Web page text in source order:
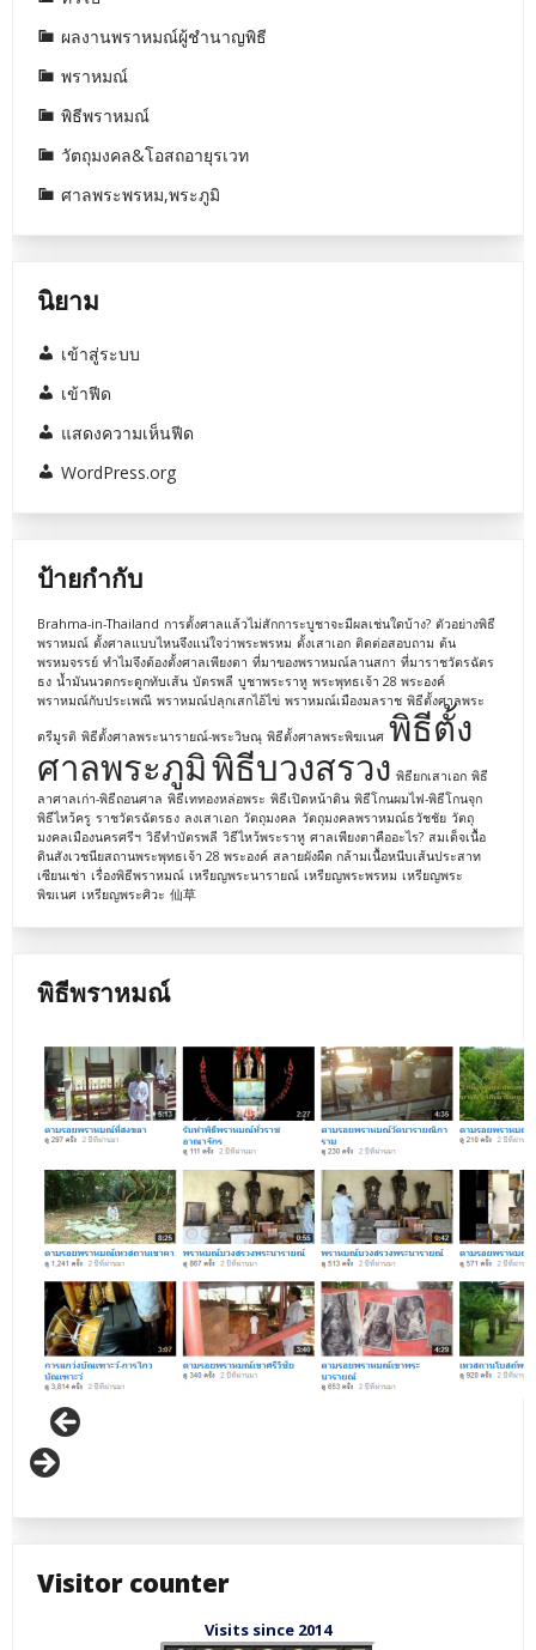
ผลงานพราหมณ์ผู้ชำนาญพิธี
พราหมณ์
พิธีพราหมณ์
วัตถุมงคล&โอสถอายุรเวท
ศาลพระพรหม,พระภูมิ
นิยาม
เข้าสู่ระบบ
เข้าฟีด
แสดงความเห็นฟีด
WordPress.org
ป้ายกำกับ
Brahma-in-Thailand การตั้งศาลแล้วไม่สักการะบูชาจะมีผลเช่นใดบ้าง? ตัวอย่างพิธี
พราหมณ์ ตั้งศาลแบบไหนจึงแน่ใจว่าพระพรหม ตั้งเสาเอก ติดต่อสอบถาม ต้น
พรหมจรรย์ ทำไมจึงต้องตั้งศาลเพียงตา ที่มาของพราหมณ์ลานสกา ที่มาราชวัตรฉัตร
ธง น้ำมันนวดกระดูกทับเส้น บัตรพลี บูชาพระราหู พระพุทธเจ้า 28 พระองค์
พราหมณ์กับประเพณี พราหมณ์ปลุกเสกไอ้ไข่ พราหมณ์เมืองมลราช พิธีตั้งศาลพระ
ตรีมูรติ พิธีตั้งศาลพระนารายณ์-พระวิษณุ พิธีตั้งศาลพระพิฆเนศ พิธีตั้ง
ศาลพระภูมิพิธีบวงสรวง พิธียกเสาเอก พิธี
ลาศาลเก่า-พิธีถอนศาล พิธีเททองหล่อพระ พิธีเปิดหน้าดิน พิธีโกนผมไฟ-พิธีโกนจุก
พิธีไหว้ครู ราชวัตรฉัตรธง ลงเสาเอก วัตถุมงคล วัตถุมงคลพราหมณ์ธวัชชัย วัตถุ
มงคลเมืองนครศรีฯ วิธีทำบัตรพลี วิธีไหว้พระราหู ศาลเพียงตาคืออะไร? สมเด็จเนื้อ
ดินสังเวชนียสถานพระพุทธเจ้า 28 พระองค์ สลายผังผืด กล้ามเนื้อหนีบเส้นประสาท
เซียนเช่า เรื่องพิธีพราหมณ์ เหรียญพระนารายณ์ เหรียญพระพรหม เหรียญพระ
พิฆเนศ เหรียญพระศิวะ 仙草
พิธีพราหมณ์
Visitor counter
Visits since 2014